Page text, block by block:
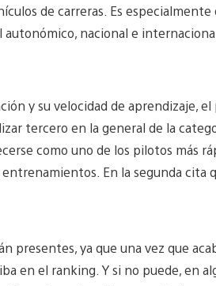
de carreras. Es
nacional e
y su velocidad de aprendizaje,
tercero en la general de la
como uno de los pilotos más
En la segunda cita
presentes, ya que una vez que
en el ranking. Y si no puede, en